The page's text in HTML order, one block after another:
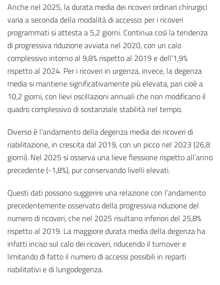
Anche nel 2025, la durata media dei ricoveri ordinari chirurgici
varia a seconda della modalità di accesso: per i ricoveri
programmati si attesta a 5,2 giorni. Continua così la tendenza
di progressiva riduzione avviata nel 2020, con un calo
complessivo intorno al 9,8% rispetto al 2019 e dell’1,9%
rispetto al 2024. Per i ricoveri in urgenza, invece, la degenza
media si mantiene significativamente più elevata, pari cioè a
10,2 giorni, con lievi oscillazioni annuali che non modificano il
quadro complessivo di sostanziale stabilità nel tempo.
Diverso è l’andamento della degenza media dei ricoveri di
riabilitazione, in crescita dal 2019, con un picco nel 2023 (26,8
giorni). Nel 2025 si osserva una lieve flessione rispetto all’anno
precedente (-1,8%), pur conservando livelli elevati.
Questi dati possono suggerire una relazione con l’andamento
precedentemente osservato della progressiva riduzione del
numero di ricoveri, che nel 2025 risultano inferiori del 25,8%
rispetto al 2019. La maggiore durata media della degenza ha
infatti inciso sul calo dei ricoveri, riducendo il turnover e
limitando di fatto il numero di accessi possibili in reparti
riabilitativi e di lungodegenza.